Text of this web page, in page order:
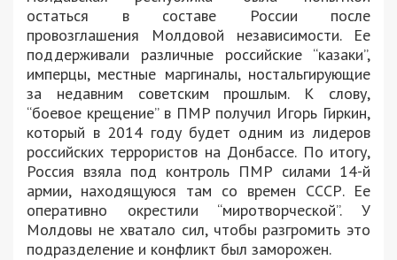
остаться в составе России после
провозглашения Молдовой независимости. Ее
поддерживали различные российские “казаки”,
имперцы, местные маргиналы, ностальгирующие
за недавним советским прошлым. К слову,
“боевое крещение” в ПМР получил Игорь Гиркин,
который в 2014 году будет одним из лидеров
российских террористов на Донбассе. По итогу,
Россия взяла под контроль ПМР силами 14-й
армии, находящуюся там со времен СССР. Ее
оперативно окрестили “миротворческой”. У
Молдовы не хватало сил, чтобы разгромить это
подразделение и конфликт был заморожен.